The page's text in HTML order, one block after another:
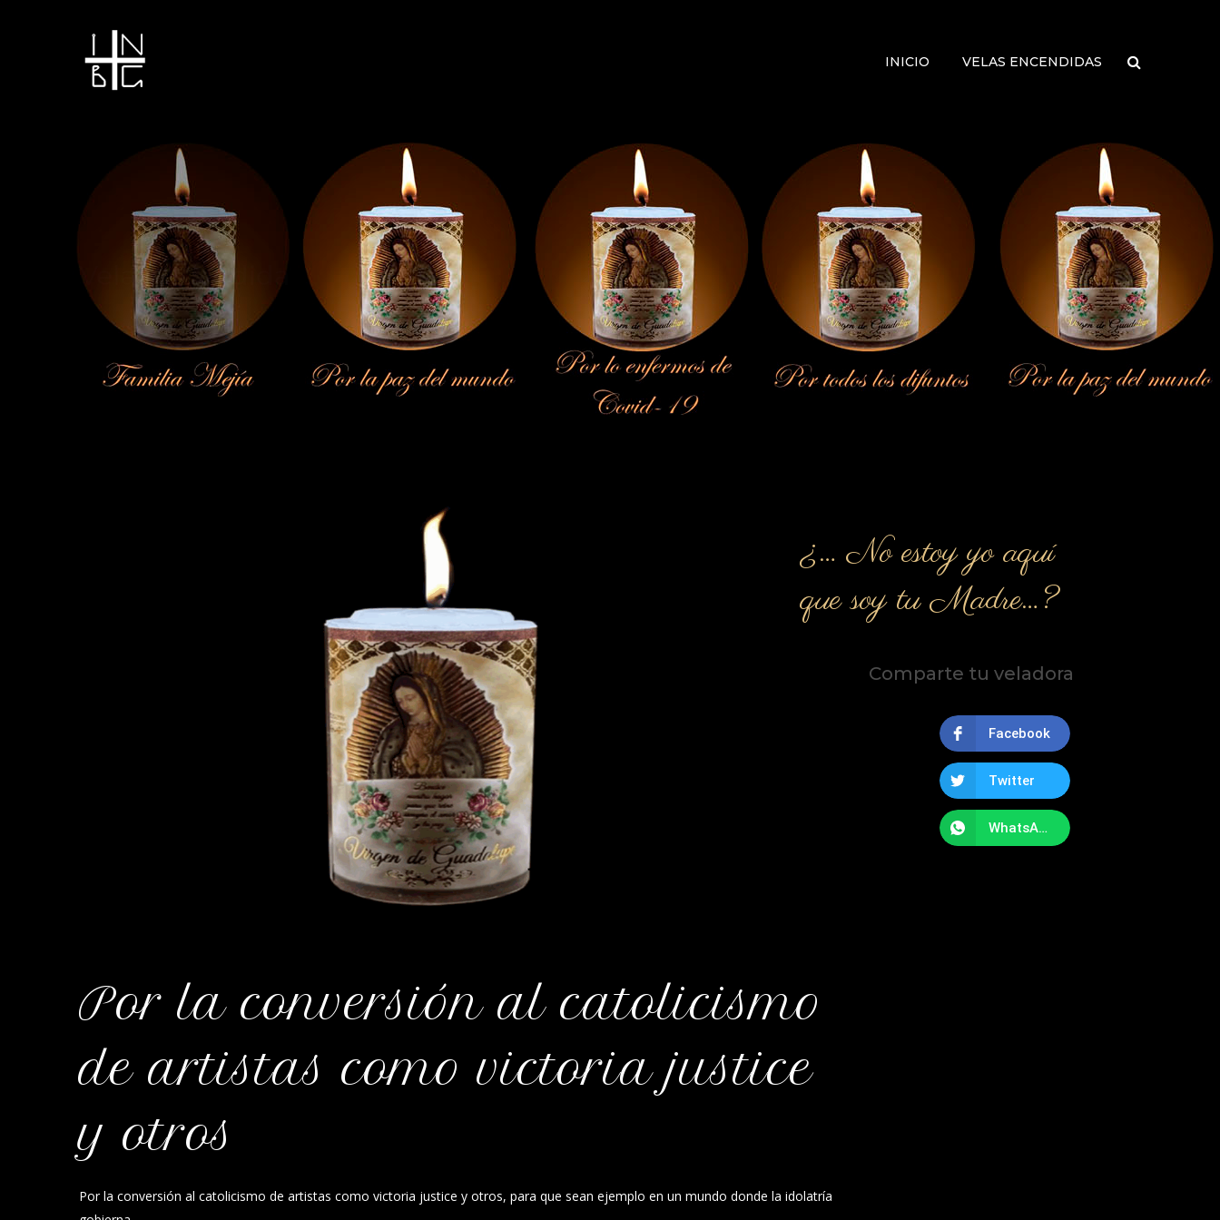
INICIO VELAS ENCENDIDAS
Vela encendida
Por la conversión al catolicismo
de artistas como victoria justice
y otros
Por la conversión al catolicismo de artistas como victoria justice y otros, para que sean ejemplo en un mundo donde la idolatría
¿… No estoy yo aquí
que soy tu Madre…?
Comparte tu veladora
Facebook
Twitter
WhatsApp